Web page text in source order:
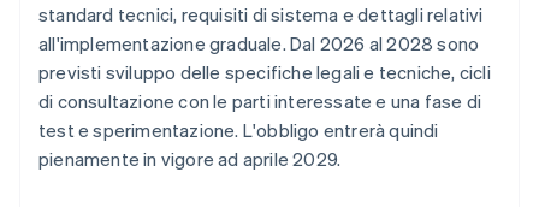
standard tecnici, requisiti di sistema e dettagli relativi
all'implementazione graduale. Dal 2026 al 2028 sono
previsti sviluppo delle specifiche legali e tecniche, cicli
di consultazione con le parti interessate e una fase di
test e sperimentazione. L'obbligo entrerà quindi
pienamente in vigore ad aprile 2029.